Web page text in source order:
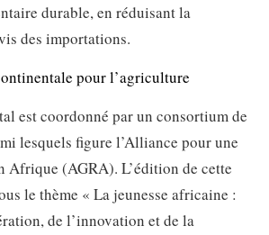
durable, en réduisant la
des importations.
pour l’agriculture
est coordonné par un consortium de
lesquels figure l’Alliance pour une
Afrique (AGRA). L’édition de cette
le thème « La jeunesse africaine :
de l’innovation et de la